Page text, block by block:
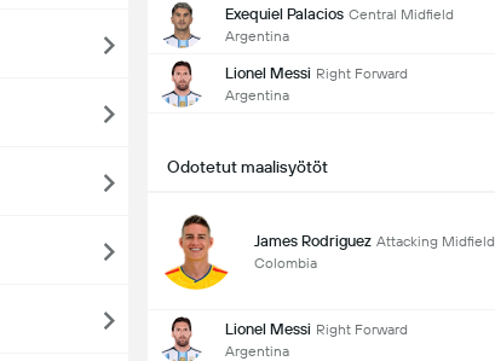
Exequiel Palacios Central Midfield
Argentina
Lionel Messi Right Forward
Argentina
Odotetut maalisyötöt
James Rodriguez Attacking Midfield
Colombia
Lionel Messi Right Forward
Argentina